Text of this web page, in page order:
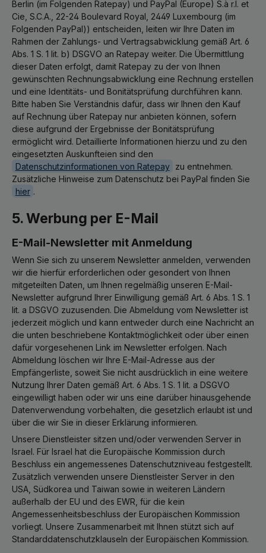
Berlin (im Folgenden Ratepay) und PayPal (Europe) S.à r.l. et
Cie, S.C.A., 22-24 Boulevard Royal, 2449 Luxembourg (im
Folgenden PayPal)) entscheiden, leiten wir Ihre Daten im
Rahmen der Zahlungs- und Vertragsabwicklung gemäß Art. 6
Abs. 1 S. 1 lit. b) DSGVO an Ratepay weiter. Die Übermittlung
dieser Daten erfolgt, damit Ratepay zu der von Ihnen
gewünschten Rechnungsabwicklung eine Rechnung erstellen
und eine Identitäts- und Bonitätsprüfung durchführen kann.
Bitte haben Sie Verständnis dafür, dass wir Ihnen den Kauf
auf Rechnung über Ratepay nur anbieten können, sofern
diese aufgrund der Ergebnisse der Bonitätsprüfung
ermöglicht wird. Detaillierte Informationen hierzu und zu den
eingesetzten Auskunfteien sind den
Datenschutzinformationen von Ratepay
zu entnehmen.
Zusätzliche Hinweise zum Datenschutz bei PayPal finden Sie
hier .
5. Werbung per E-Mail
E-Mail-Newsletter mit Anmeldung
Wenn Sie sich zu unserem Newsletter anmelden, verwenden
wir die hierfür erforderlichen oder gesondert von Ihnen
mitgeteilten Daten, um Ihnen regelmäßig unseren E-Mail-
Newsletter aufgrund Ihrer Einwilligung gemäß Art. 6 Abs. 1 S. 1
lit. a DSGVO zuzusenden. Die Abmeldung vom Newsletter ist
jederzeit möglich und kann entweder durch eine Nachricht an
die unten beschriebene Kontaktmöglichkeit oder über einen
dafür vorgesehenen Link im Newsletter erfolgen. Nach
Abmeldung löschen wir Ihre E-Mail-Adresse aus der
Empfängerliste, soweit Sie nicht ausdrücklich in eine weitere
Nutzung Ihrer Daten gemäß Art. 6 Abs. 1 S. 1 lit. a DSGVO
eingewilligt haben oder wir uns eine darüber hinausgehende
Datenverwendung vorbehalten, die gesetzlich erlaubt ist und
über die wir Sie in dieser Erklärung informieren.
Unsere Dienstleister sitzen und/oder verwenden Server in
Israel. Für Israel hat die Europäische Kommission durch
Beschluss ein angemessenes Datenschutzniveau festgestellt.
Zusätzlich verwenden unsere Dienstleister Server in den
USA, Südkorea und Taiwan sowie in weiteren Ländern
außerhalb der EU und des EWR, für die kein
Angemessenheitsbeschluss der Europäischen Kommission
vorliegt. Unsere Zusammenarbeit mit Ihnen stützt sich auf
Standarddatenschutzklauseln der Europäischen Kommission.